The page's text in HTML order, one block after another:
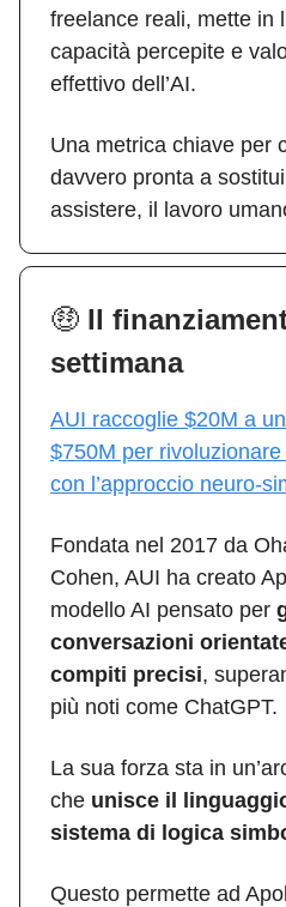
freelance reali, mette in
capacità percepite e
effettivo dell’AI.
Una metrica chiave per
davvero pronta a
assistere, il lavoro
🤑 Il
settimana
AUI raccoglie $20M a
$750M per
con l’approccio neuro-
Fondata nel 2017 da
Cohen, AUI ha creato
modello AI pensato per
conversazioni
compiti precisi,
più noti come ChatGPT.
La sua forza sta in
che unisce il
sistema di logica
Questo permette ad